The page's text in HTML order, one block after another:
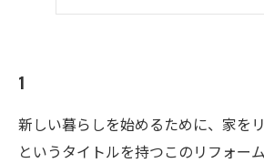
1
新しい暮らしを始めるために、家を
というタイトルを持つこのリフォー